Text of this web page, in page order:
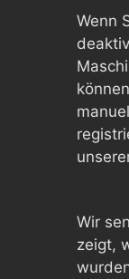
Wenn
Wir
zeigt,